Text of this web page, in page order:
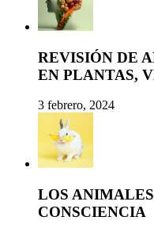
REVISIÓN DE
EN PLANTAS,
3 febrero, 2024
LOS
CONSCIENCIA